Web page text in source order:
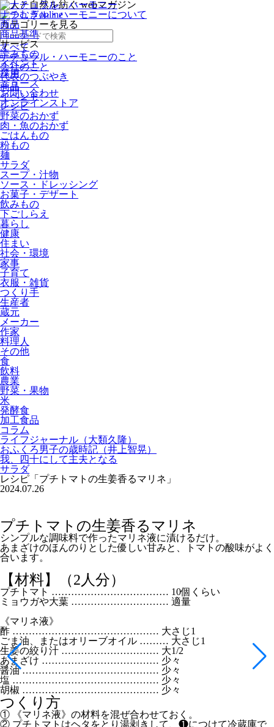
ナチュラル・ハーモニーについて
商品
商品基準
サービス
読みもの
イベント
採用
ニュース
お問い合わせ
オンラインストア
カテゴリーを見る
すべて
ナチュラル・ハーモニーのこと
会社のこと
代表のつぶやき
商品
イベント
レシピ
野菜のおかず
肉・魚のおかず
ごはんもの
粉もの
麺
サラダ
スープ・汁物
ソース・ドレッシング
お菓子・デザート
飲みもの
下ごしらえ
暮らし
健康
住まい
社会・環境
家事
子育て
衣服・雑貨
つくり手
生産者
蔵元
メーカー
作家
料理人
その他
食
飲料
農業
野菜・果物
米
発酵食
加工食品
コラム
ライフジャーナル（大類久隆）
おふくろ男子の歳時記（井上智晃）
我、四十にして主夫となる
サラダ
レシピ「プチトマトの生姜香るマリネ」
2024.07.26
プチトマトの生姜香るマリネ
シンプルな調味料で作ったマリネ液に漬けるだけ。
あまざけのほんのりとした優しい甘みと、トマトの酸味がよく
合います。
【材料】（2人分）
プチトマト ……………………………… 10個くらい
ミョウガや大葉 ………………………… 適量
《マリネ液》
酢 ……………………………………… 大さじ1
ごま油、またはオリーブオイル ……… 大さじ1
生姜の絞り汁 ………………………… 大1/2
あまざけ ……………………………… 少々
醤油 …………………………………… 少々
塩 ……………………………………… 少々
胡椒 …………………………………… 少々
つくり方
① 《マリネ液》の材料を混ぜ合わせておく。
② プチトマトはヘタをとり湯剥きして、❶につけて冷蔵庫で